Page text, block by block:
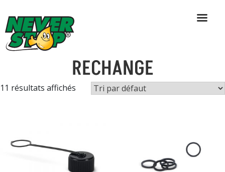
SkipACCESSOIRES ET PIÈCES DE
RECHANGE
11 résultats affichés